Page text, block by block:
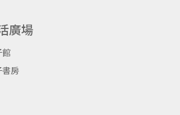
廣場
館
書房